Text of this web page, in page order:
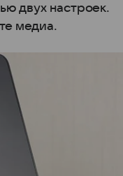
двух настроек.
медиа.